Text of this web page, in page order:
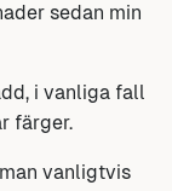
sedan min
i vanliga fall
färger.
vanligtvis